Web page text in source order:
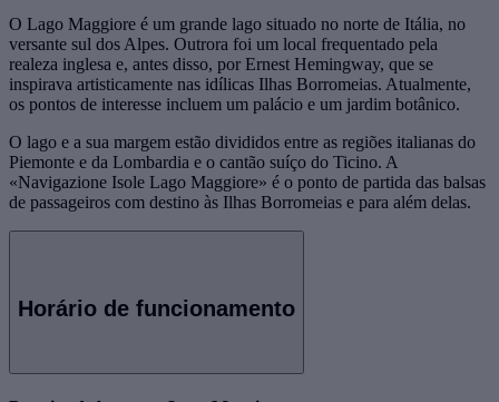
O Lago Maggiore é um grande lago situado no norte de Itália, no
versante sul dos Alpes. Outrora foi um local frequentado pela
realeza inglesa e, antes disso, por Ernest Hemingway, que se
inspirava artisticamente nas idílicas Ilhas Borromeias. Atualmente,
os pontos de interesse incluem um palácio e um jardim botânico.
O lago e a sua margem estão divididos entre as regiões italianas do
Piemonte e da Lombardia e o cantão suíço do Ticino. A
«Navigazione Isole Lago Maggiore» é o ponto de partida das balsas
de passageiros com destino às Ilhas Borromeias e para além delas.
Horário de funcionamento